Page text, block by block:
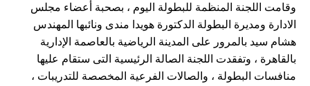
وقامت اللجنة المنظمة للبطولة اليوم ، بصحبة أعضاء مجلس
الادارة ومديرة البطولة الدكتورة هويدا مندى ونائبها المهندس
هشام سيد بالمرور على المدينة الرياضية بالعاصمة الإدارية
بالقاهرة ، وتفقدت اللجنة الصالة الرئيسية التى ستقام عليها
منافسات البطولة ، والصالات الفرعية المخصصة للتدريبات ،